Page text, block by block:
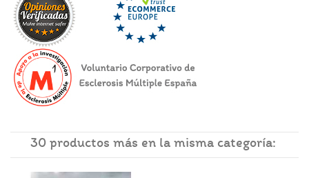
30 productos más en la misma categoría: